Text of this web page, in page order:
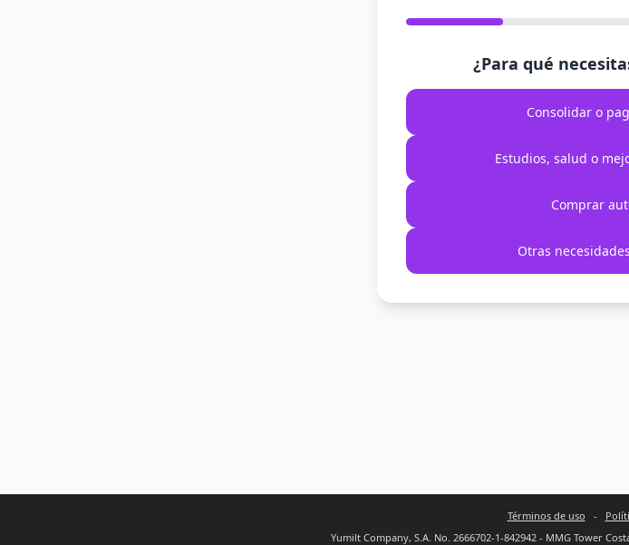
¿Para qué
Consolidar o
Estudios, salud o
Comprar
Otras
Términos de uso -
Yumilt Company, S.A. No. 2666702-1-842942 - MMG Tower